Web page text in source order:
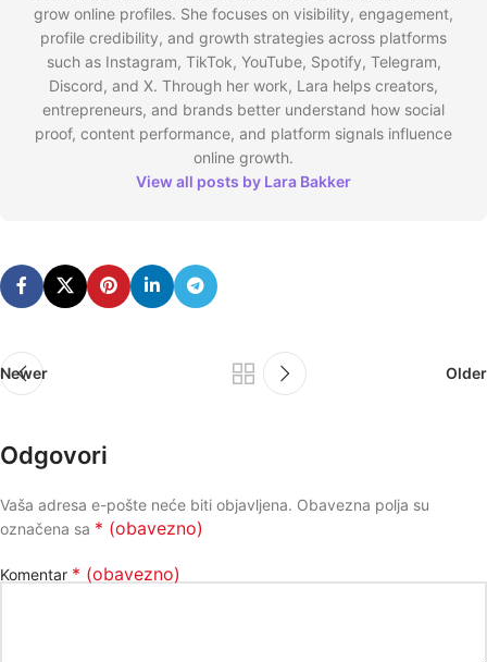
grow online profiles. She focuses on visibility, engagement,
profile credibility, and growth strategies across platforms
such as Instagram, TikTok, YouTube, Spotify, Telegram,
Discord, and X. Through her work, Lara helps creators,
entrepreneurs, and brands better understand how social
proof, content performance, and platform signals influence
online growth.
View all posts by Lara Bakker
Newer Older
Odgovori
Vaša adresa e-pošte neće biti objavljena. Obavezna polja su
označena sa * (obavezno)
Komentar * (obavezno)